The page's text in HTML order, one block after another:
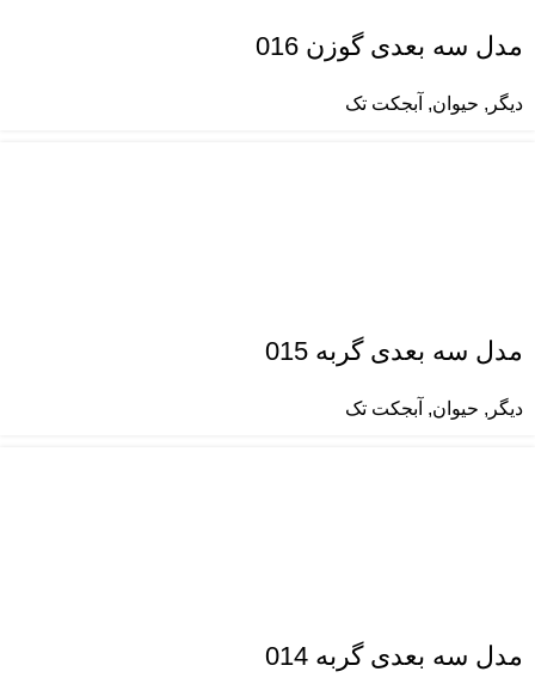
مدل سه بعدی گوزن 016
دیگر , حیوان, آبجکت تک
مدل سه بعدی گربه 015
دیگر , حیوان, آبجکت تک
مدل سه بعدی گربه 014